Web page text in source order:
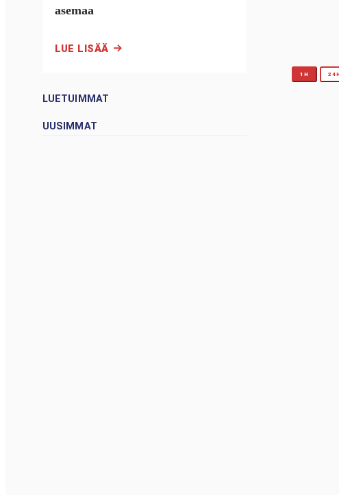
asemaa
LUE LISÄÄ
LUETUIMMAT
1H
UUSIMMAT